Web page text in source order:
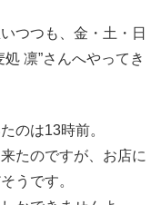
つつも、金・土・日
凛”さんへやってき
のは13時前。
たのですが、お店に
うです。